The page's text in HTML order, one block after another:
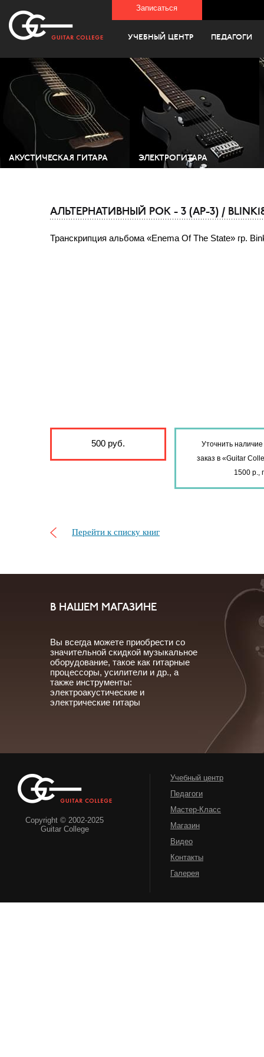
Записаться
УЧЕБНЫЙ ЦЕНТР ПЕДАГОГИ
АКУСТИЧЕСКАЯ ГИТАРА ЭЛЕКТРОГИТАРА
АЛЬТЕРНАТИВНЫЙ РОК - 3 (АР-3) /
Транскрипция альбома «Enema Of The State» гр.
500 руб.
Уточнить
заказ в «Guitar
1500 р.,
Перейти к списку книг
В НАШЕМ МАГАЗИНЕ
Вы всегда можете приобрести со
значительной скидкой музыкальное
оборудование, такое как гитарные
процессоры, усилители и др., а
также инструменты:
электроакустические и
электрические гитары
Copyright © 2002-2025
Guitar College
Учебный центр
Педагоги
Мастер-Класс
Магазин
Видео
Контакты
Галерея